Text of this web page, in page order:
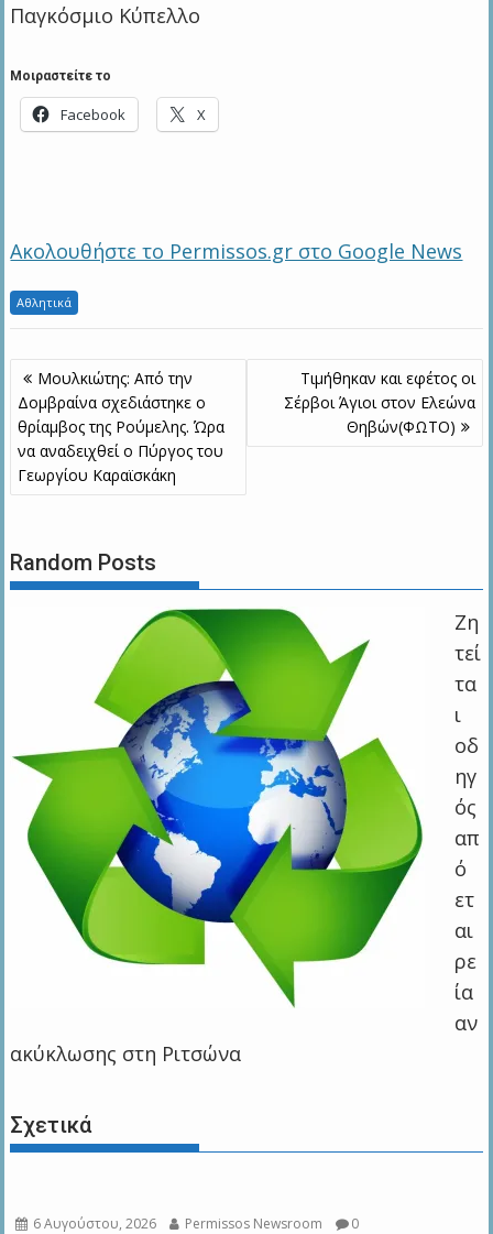
Παγκόσμιο Κύπελλο
Μοιραστείτε το
Facebook X
Ακολουθήστε το Permissos.gr στο Google News
Αθλητικά
Πλοήγηση
άρθρων
Μουλκιώτης: Από την
Δομβραίνα σχεδιάστηκε ο
θρίαμβος της Ρούμελης. Ώρα
να αναδειχθεί ο Πύργος του
Γεωργίου Καραϊσκάκη
Τιμήθηκαν και εφέτος οι
Σέρβοι Άγιοι στον Ελεώνα
Θηβών(ΦΩΤΟ)
Random Posts
Ζη
τεί
τα
ι
οδ
ηγ
ός
απ
ό
ετ
αι
ρε
ία
αν
ακύκλωσης στη Ριτσώνα
Σχετικά
6 Αυγούστου, 2026 Permissos Newsroom 0